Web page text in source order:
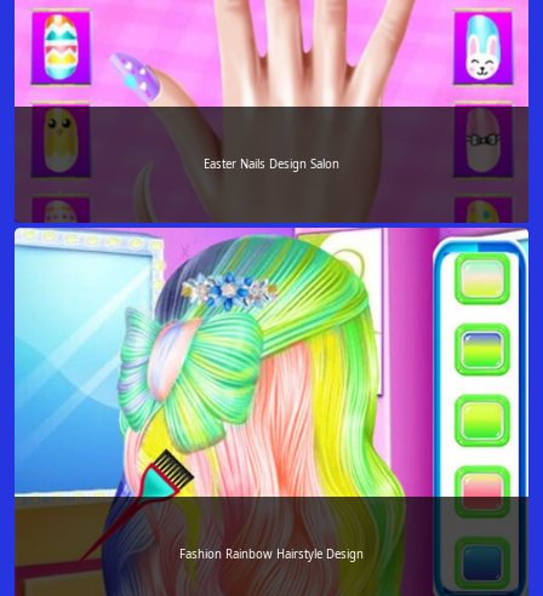
Easter Nails Design Salon
Fashion Rainbow Hairstyle Design